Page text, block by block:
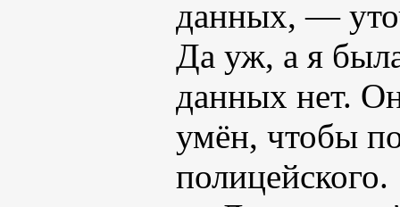
данных, —
Да уж, а я
данных нет.
умён, чтобы
полицейского.